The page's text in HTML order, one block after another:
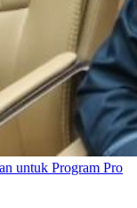
untuk Program Pro